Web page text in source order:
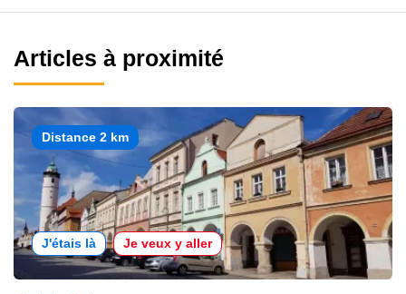
Articles à proximité
Distance 2 km
J'étais là Je veux y aller